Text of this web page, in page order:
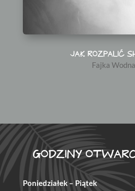
JAK ROZPALIĆ
Fajka Wodna
GODZINY
Poniedziałek – Piątek